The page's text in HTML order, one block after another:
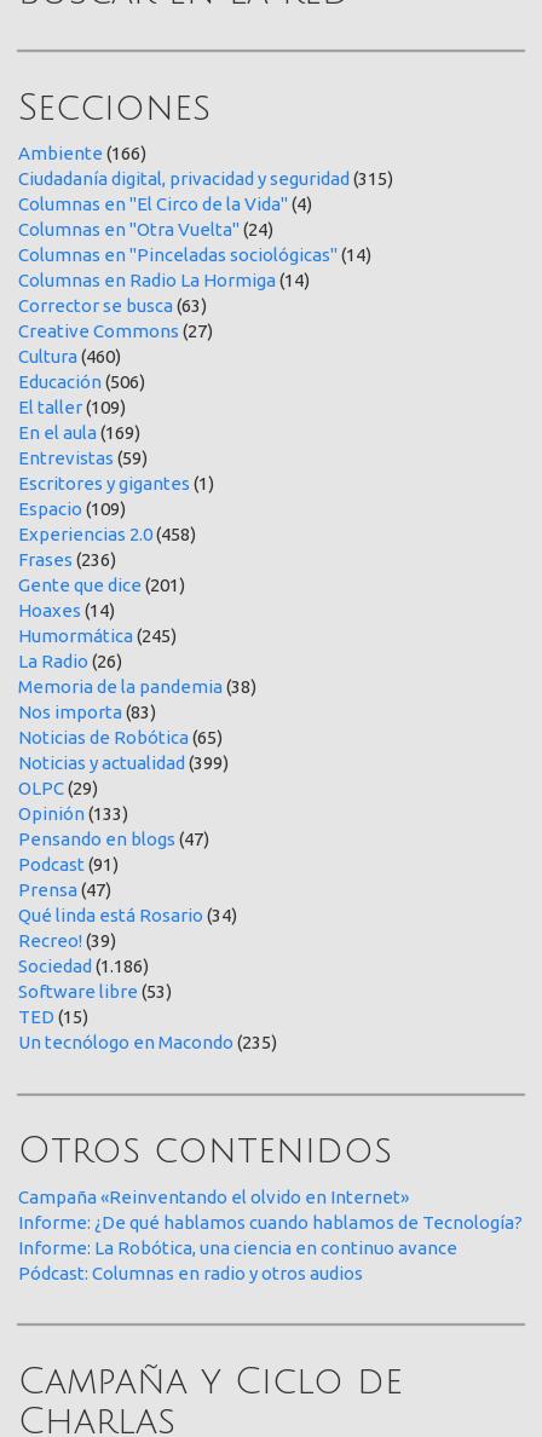
Secciones
Ambiente (166)
Ciudadanía digital, privacidad y seguridad (315)
Columnas en "El Circo de la Vida"(4)
Columnas en "Otra Vuelta"(24)
Columnas en "Pinceladas sociológicas"(14)
Columnas en Radio La Hormiga(14)
Corrector se busca(63)
Creative Commons (27)
Cultura(460)
Educación(506)
El taller(109)
En el aula(169)
Entrevistas (59)
Escritores y gigantes (1)
Espacio (109)
Experiencias 2.0(458)
Frases (236)
Gente que dice (201)
Hoaxes (14)
Humormática(245)
La Radio (26)
Memoria de la pandemia(38)
Nos importa(83)
Noticias de Robótica(65)
Noticias y actualidad (399)
OLPC(29)
Opinión(133)
Pensando en blogs (47)
Podcast (91)
Prensa(47)
Qué linda está Rosario (34)
Recreo!(39)
Sociedad (1.186)
Software libre (53)
TED (15)
Un tecnólogo en Macondo (235)
Otros contenidos
Campaña «Reinventando el olvido en Internet»
Informe: ¿De qué hablamos cuando hablamos de Tecnología?
Informe: La Robótica, una ciencia en continuo avance
Pódcast: Columnas en radio y otros audios
Campaña y Ciclo de
Charlas